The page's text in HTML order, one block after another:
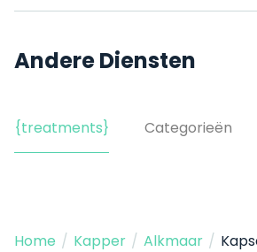
Andere Diensten
{treatments} Categorieën
Home / Kapper / Alkmaar /